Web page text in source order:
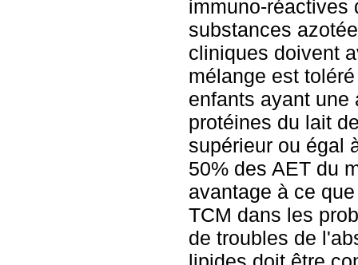
immuno-réactives
substances
cliniques doivent
mélange est
enfants ayant une
protéines du lait
supérieur ou égal
50% des AET du
avantage à ce
TCM dans les
de troubles de